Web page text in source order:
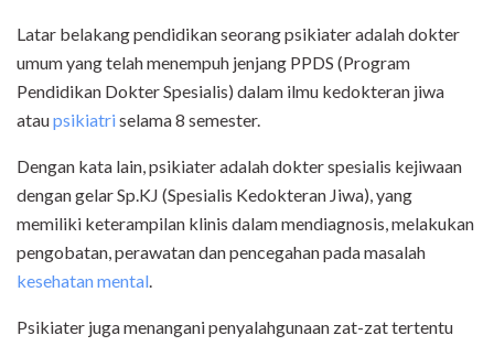
Latar belakang pendidikan seorang psikiater adalah dokter
umum yang telah menempuh jenjang PPDS (Program
Pendidikan Dokter Spesialis) dalam ilmu kedokteran jiwa
ataupsikiatriselama 8 semester.
Dengan kata lain, psikiater adalah dokter spesialis kejiwaan
dengan gelar Sp.KJ (Spesialis Kedokteran Jiwa), yang
memiliki keterampilan klinis dalam mendiagnosis, melakukan
pengobatan, perawatan dan pencegahan pada masalah
kesehatan mental.
Psikiater juga menangani penyalahgunaan zat-zat tertentu